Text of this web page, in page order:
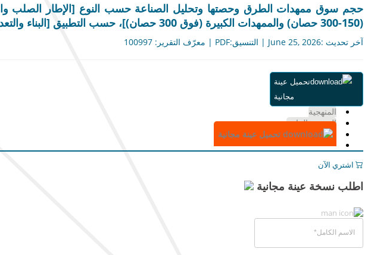
(150-300 حصان) والممهدات الكبيرة (فوق 300 حصان)]، حسب التطبيق [البناء والتعدين والغابات والزراعة وغيرها] وتقرير التوقعات الإقليمية، 2026 - 2034
آخر تحديث :June 25, 2026 | التنسيق:PDF | معرّف التقرير: 100997
ملخص
جدول المحتويات
المنهجية
الرسوم البيانية
تحميل عينة مجانية
تحميل عينة
مجانية
اشتري الآن
اطلب نسخة عينة مجانية